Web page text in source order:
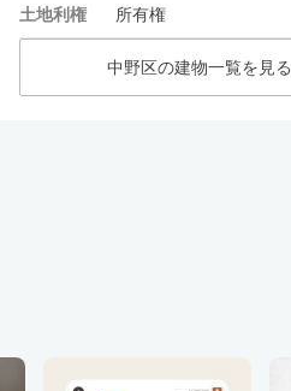
土地利権 所有権
中野区の建物一覧を見る